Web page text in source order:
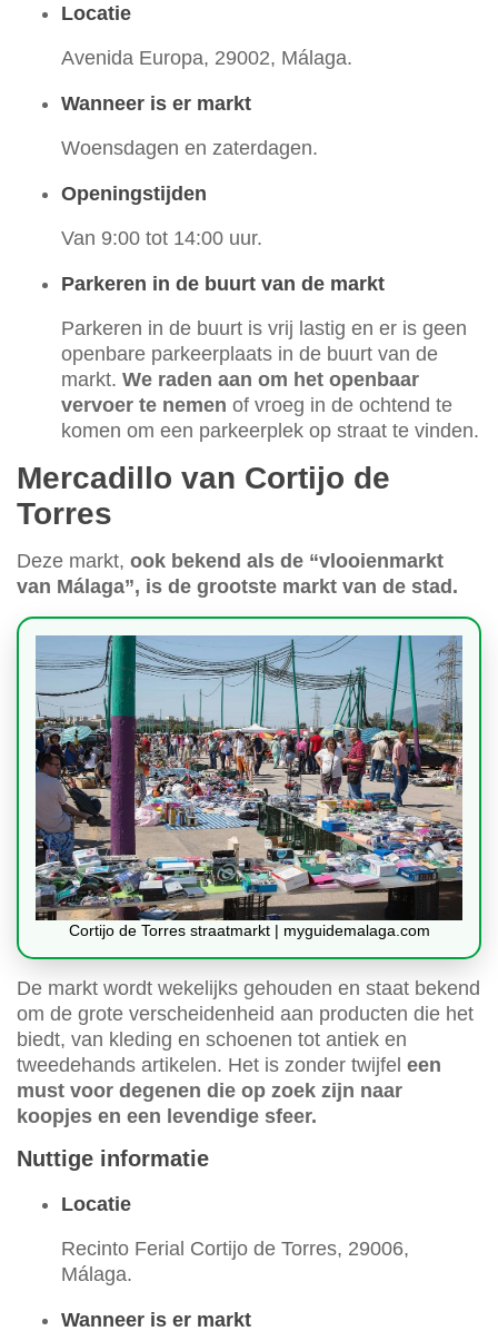
Locatie
Avenida Europa, 29002, Málaga.
Wanneer is er markt
Woensdagen en zaterdagen.
Openingstijden
Van 9:00 tot 14:00 uur.
Parkeren in de buurt van de markt
Parkeren in de buurt is vrij lastig en er is geen
openbare parkeerplaats in de buurt van de
markt. We raden aan om het openbaar
vervoer te nemen of vroeg in de ochtend te
komen om een parkeerplek op straat te vinden.
Mercadillo van Cortijo de
Torres
Deze markt, ook bekend als de “vlooienmarkt
van Málaga”, is de grootste markt van de stad.
Cortijo de Torres straatmarkt | myguidemalaga.com
De markt wordt wekelijks gehouden en staat bekend
om de grote verscheidenheid aan producten die het
biedt, van kleding en schoenen tot antiek en
tweedehands artikelen. Het is zonder twijfel een
must voor degenen die op zoek zijn naar
koopjes en een levendige sfeer.
Nuttige informatie
Locatie
Recinto Ferial Cortijo de Torres, 29006,
Málaga.
Wanneer is er markt